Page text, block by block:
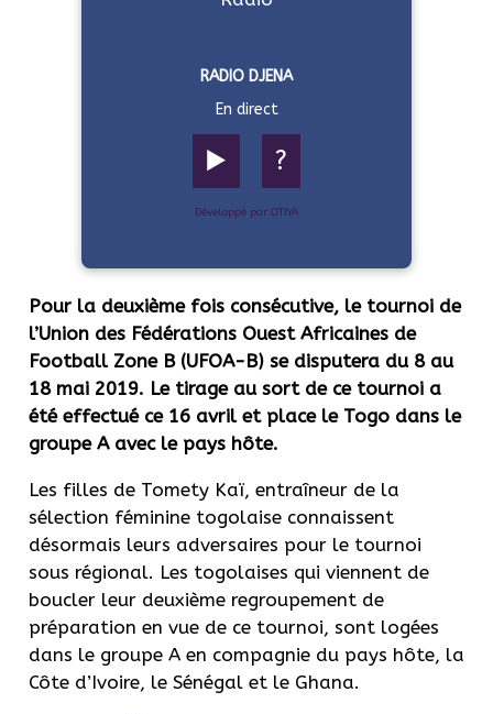
RADIO DJENA
En direct
▶️ ?
Développé par OTIYA
Pour la deuxième fois consécutive, le tournoi de
l’Union des Fédérations Ouest Africaines de
Football Zone B (UFOA-B) se disputera du 8 au
18 mai 2019. Le tirage au sort de ce tournoi a
été effectué ce 16 avril et place le Togo dans le
groupe A avec le pays hôte.
Les filles de Tomety Kaï, entraîneur de la
sélection féminine togolaise connaissent
désormais leurs adversaires pour le tournoi
sous régional. Les togolaises qui viennent de
boucler leur deuxième regroupement de
préparation en vue de ce tournoi, sont logées
dans le groupe A en compagnie du pays hôte, la
Côte d’Ivoire, le Sénégal et le Ghana.